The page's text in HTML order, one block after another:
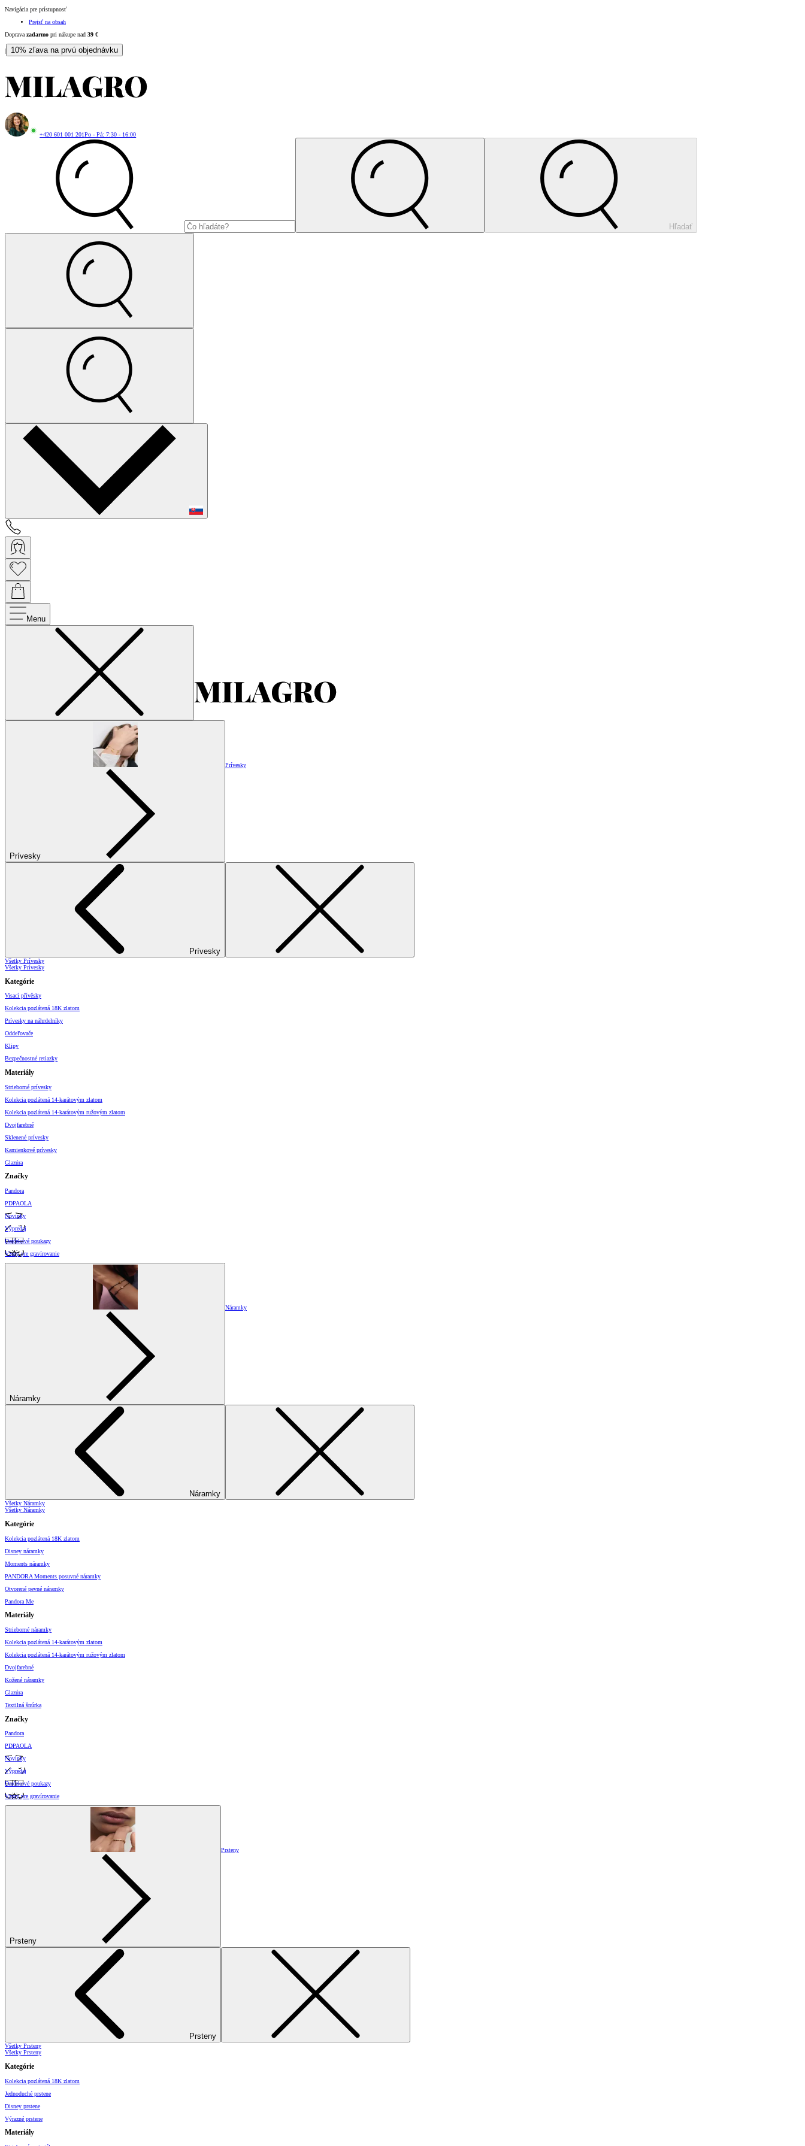
Navigácia pre prístupnosť
Prejsť na obsah
Doprava zadarmo pri nákupe nad 39 €
| 10% zľava na prvú objednávku
+420 601 001 201Po - Pá: 7:30 - 16:00
Hľadať
Menu
Prívesky
Prívesky
Prívesky
Všetky Prívesky
Všetky Prívesky
Kategórie
Visací přívěsky
Kolekcia pozlátená 18K zlatom
Prívesky na náhrdelníky
Oddeľovače
Klipy
Bezpečnostné retiazky
Materiály
Strieborné prívesky
Kolekcia pozlátená 14-karátovým zlatom
Kolekcia pozlátená 14-karátovým ružovým zlatom
Dvojfarebné
Sklenené prívesky
Kamienkové prívesky
Glazúra
Značky
Pandora
PDPAOLA
Novinky
Výpredaj
Darčekové poukazy
Vzory pre gravírovanie
Náramky
Náramky
Náramky
Všetky Náramky
Všetky Náramky
Kategórie
Kolekcia pozlátená 18K zlatom
Disney náramky
Moments náramky
PANDORA Moments posuvné náramky
Otvorené pevné náramky
Pandora Me
Materiály
Strieborné náramky
Kolekcia pozlátená 14-karátovým zlatom
Kolekcia pozlátená 14-karátovým ružovým zlatom
Dvojfarebné
Kožené náramky
Glazúra
Textilná šnúrka
Značky
Pandora
PDPAOLA
Novinky
Výpredaj
Darčekové poukazy
Vzory pre gravírovanie
Prsteny
Prsteny
Prsteny
Všetky Prsteny
Všetky Prsteny
Kategórie
Kolekcia pozlátená 18K zlatom
Jednoduché prstene
Disney prstene
Výrazné prstene
Materiály